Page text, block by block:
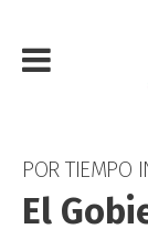
POR TIEMPO
El